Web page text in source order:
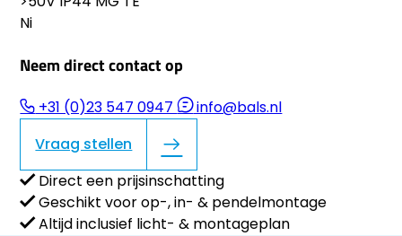
Neem direct contact op
+31 (0)23 547 0947
info@bals.nl
Vraag stellen
Direct een prijsinschatting
Geschikt voor op-, in- & pendelmontage
Altijd inclusief licht- & montageplan